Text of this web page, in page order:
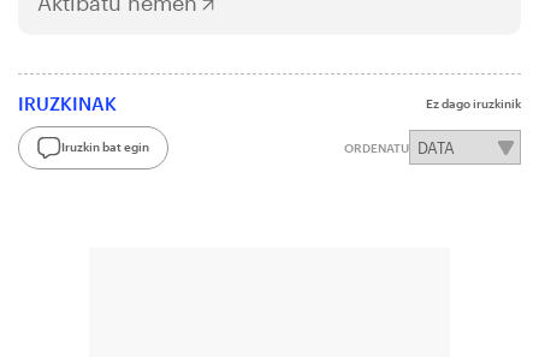
IRUZKINAK Ez dago iruzkinik
Iruzkin bat egin ORDENATU